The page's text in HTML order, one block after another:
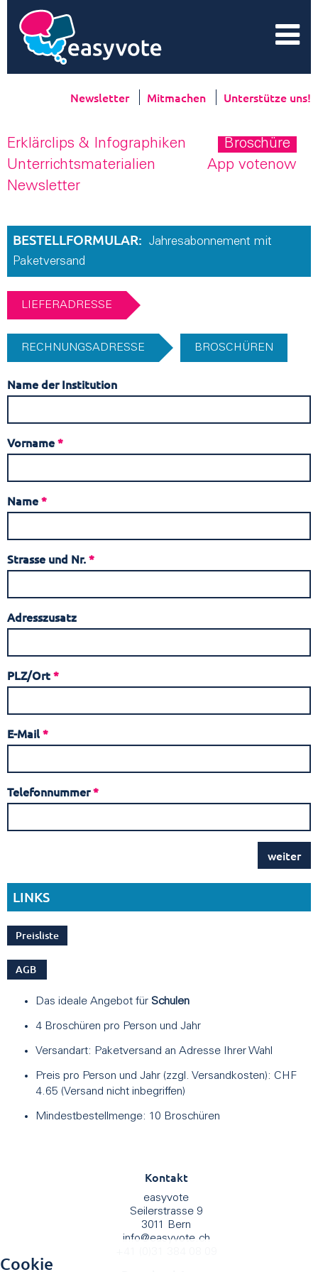
Newsletter Mitmachen Unterstütze uns!
Erklärclips & Infographiken
Broschüre
Unterrichtsmaterialien
App votenow
Newsletter
BESTELLFORMULAR:
Jahresabonnement mit
Paketversand
LIEFERADRESSE
RECHNUNGSADRESSE BROSCHÜREN
Name der Institution
Vorname*
Name*
Strasse und Nr.*
Adresszusatz
PLZ/Ort*
E-Mail*
Telefonnummer*
weiter
LINKS
Preisliste
AGB
Das ideale Angebot für Schulen
4 Broschüren pro Person und Jahr
Versandart: Paketversand an Adresse Ihrer Wahl
Preis pro Person und Jahr (zzgl. Versandkosten): CHF
4.65 (Versand nicht inbegriffen)
Mindestbestellmenge: 10 Broschüren
Kontakt
easyvote
Seilerstrasse 9
3011 Bern
info@easyvote.ch
Cookie